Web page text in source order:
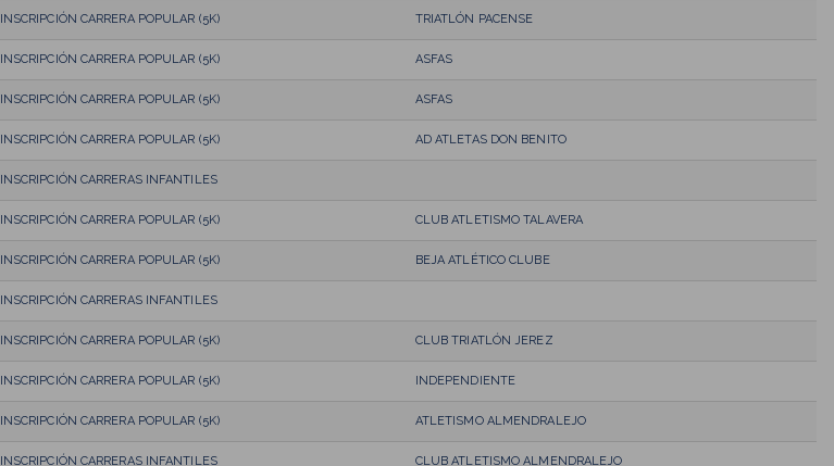
INSCRIPCIÓN CARRERA POPULAR (5K) TRIATLÓN PACENSE
INSCRIPCIÓN CARRERA POPULAR (5K) ASFAS
INSCRIPCIÓN CARRERA POPULAR (5K) ASFAS
INSCRIPCIÓN CARRERA POPULAR (5K) AD ATLETAS DON BENITO
INSCRIPCIÓN CARRERAS INFANTILES
INSCRIPCIÓN CARRERA POPULAR (5K) CLUB ATLETISMO TALAVERA
INSCRIPCIÓN CARRERA POPULAR (5K) BEJA ATLÉTICO CLUBE
INSCRIPCIÓN CARRERAS INFANTILES
INSCRIPCIÓN CARRERA POPULAR (5K) CLUB TRIATLÓN JEREZ
INSCRIPCIÓN CARRERA POPULAR (5K) INDEPENDIENTE
INSCRIPCIÓN CARRERA POPULAR (5K) ATLETISMO ALMENDRALEJO
INSCRIPCIÓN CARRERAS INFANTILES CLUB ATLETISMO ALMENDRALEJO